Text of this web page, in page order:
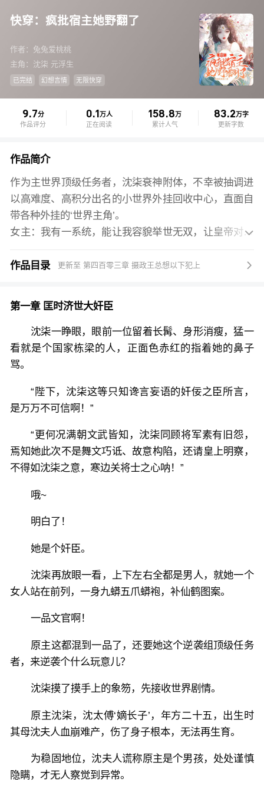
快穿：疯批宿主她野翻了
作者：兔兔爱桃桃
主角：沈柒 元浮生
已完结 幻想言情 无限快穿
9.7分
作品评分
0.1万人
正在阅读
158.8万
累计人气
83.2万字
更新字数
作品简介
作为主世界顶级任务者，沈柒衰神附体，不幸被抽调进
以高难度、高积分出名的小世界外挂回收中心，直面自
带各种外挂的‘世界主角’。
女主：我有一系统，能让我容貌举世无双，让皇帝对我
男主：我有一系统，能让我看到项目数据，让我在商界
沈柒：……
她丢下锄头，踩了踩刚埋好坟头土，“在我面前嚣张，
交保护费了吗？”
1818熟练的从沈柒手里买走金手指，它的宿主，果然是
个连开挂主角都打不赢的bug！
人，他竟然骗我宿主去谈恋爱！！！
沈柒懒懒躺在男人怀里，“没被骗，我主动，已结婚，
麻烦补交一下份子钱！”
男人抬起眼，“你，打钱，懂？”

作品目录 更新至 第四百零三章 摄政王总想以下犯上 
第一章 匡时济世大奸臣
沈柒一睁眼，眼前一位留着长髯、身形消瘦，猛一
看就是个国家栋梁的人，正面色赤红的指着她的鼻子
骂。
“陛下，沈柒这等只知谗言妄语的奸佞之臣所言，
是万万不可信啊！”
“更何况满朝文武皆知，沈柒同顾将军素有旧怨，
焉知她此次不是舞文巧诋、故意构陷，还请皇上明察，
不得如沈柒之意，寒边关将士之心呐！”
哦~
明白了！
她是个奸臣。
沈柒再放眼一看，上下左右全都是男人，就她一个
女人站在前列，一身九蟒五爪蟒袍，补仙鹤图案。
一品文官啊！
原主这都混到一品了，还要她这个逆袭组顶级任务
者，来逆袭个什么玩意儿？
沈柒摸了摸手上的象笏，先接收世界剧情。
原主沈柒，沈太傅‘嫡长子’，年方二十五，出生时
其母沈夫人血崩难产，伤了身子根本，无法再生育。
为稳固地位，沈夫人谎称原主是个男孩，处处谨慎
隐瞒，才无人察觉到异常。